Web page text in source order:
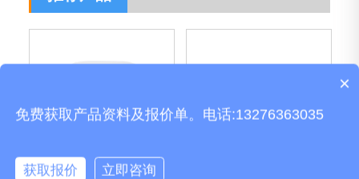
产品包含安装吗？
×
免费获取产品资料及报价单。电话:13276363035
获取报价 立即咨询